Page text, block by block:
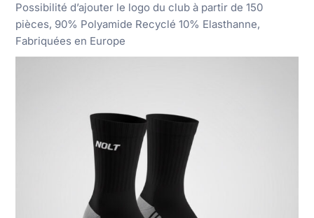
Possibilité d’ajouter le logo du club à partir de 150
pièces, 90% Polyamide Recyclé 10% Elasthanne,
Fabriquées en Europe